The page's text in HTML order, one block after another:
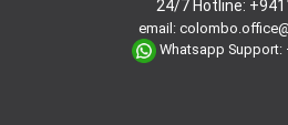
24/7 Hotline:
email:
Whatsapp Support: